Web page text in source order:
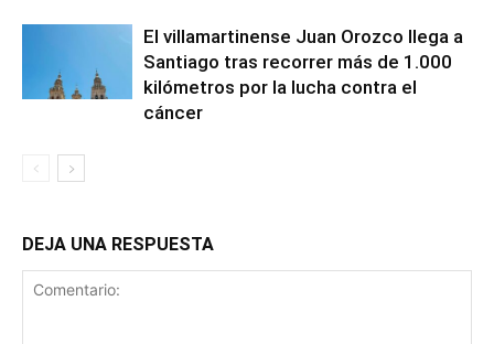
El villamartinense Juan Orozco llega a
Santiago tras recorrer más de 1.000
kilómetros por la lucha contra el
cáncer
DEJA UNA RESPUESTA